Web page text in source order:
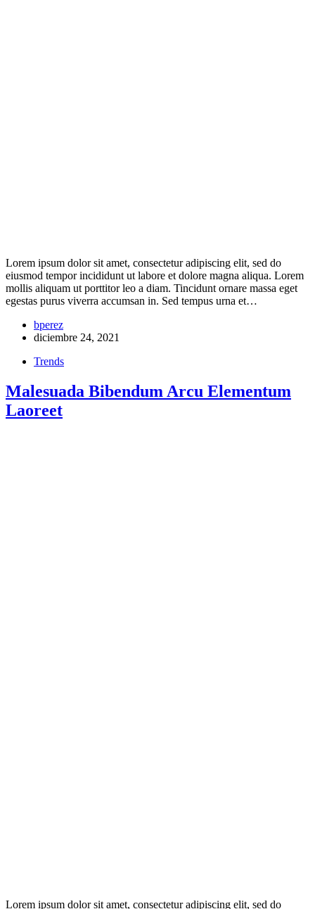
Lorem ipsum dolor sit amet, consectetur adipiscing elit, sed do
eiusmod tempor incididunt ut labore et dolore magna aliqua. Lorem
mollis aliquam ut porttitor leo a diam. Tincidunt ornare massa eget
egestas purus viverra accumsan in. Sed tempus urna et…
bperez
diciembre 24, 2021
Trends
Malesuada Bibendum Arcu Elementum
Laoreet
Lorem ipsum dolor sit amet, consectetur adipiscing elit, sed do